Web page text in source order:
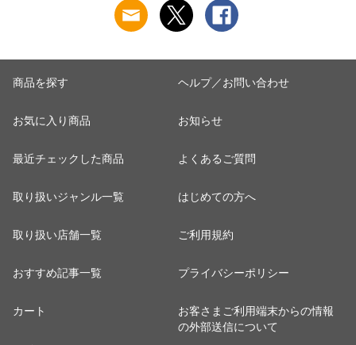
商品を探す
お気に入り商品
最近チェックした商品
取り扱いジャンル一覧
取り扱い店舗一覧
おすすめ記事一覧
カート
ヘルプ／お問い合わせ
お知らせ
よくあるご質問
はじめての方へ
ご利用規約
プライバシーポリシー
お客さまご利用端末からの情報
の外部送信について